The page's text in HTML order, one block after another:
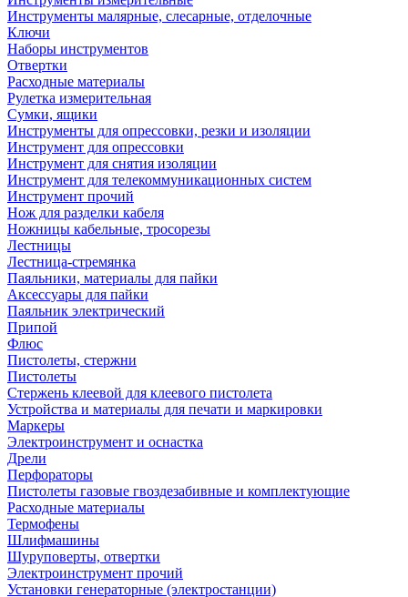
Инструменты малярные, слесарные, отделочные
Ключи
Наборы инструментов
Отвертки
Расходные материалы
Рулетка измерительная
Сумки, ящики
Инструменты для опрессовки, резки и изоляции
Инструмент для опрессовки
Инструмент для снятия изоляции
Инструмент для телекоммуникационных систем
Инструмент прочий
Нож для разделки кабеля
Ножницы кабельные, тросорезы
Лестницы
Лестница-стремянка
Паяльники, материалы для пайки
Аксессуары для пайки
Паяльник электрический
Припой
Флюс
Пистолеты, стержни
Пистолеты
Стержень клеевой для клеевого пистолета
Устройства и материалы для печати и маркировки
Маркеры
Электроинструмент и оснастка
Дрели
Перфораторы
Пистолеты газовые гвоздезабивные и комплектующие
Расходные материалы
Термофены
Шлифмашины
Шуруповерты, отвертки
Электроинструмент прочий
Установки генераторные (электростанции)